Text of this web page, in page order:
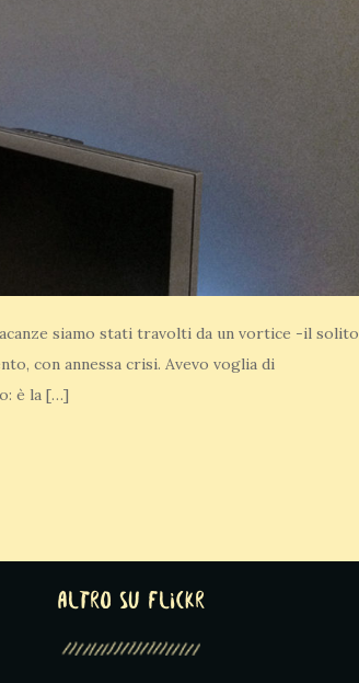
siamo stati travolti da un vortice -il solito
con annessa crisi. Avevo voglia di
è la […]
altro su Flickr